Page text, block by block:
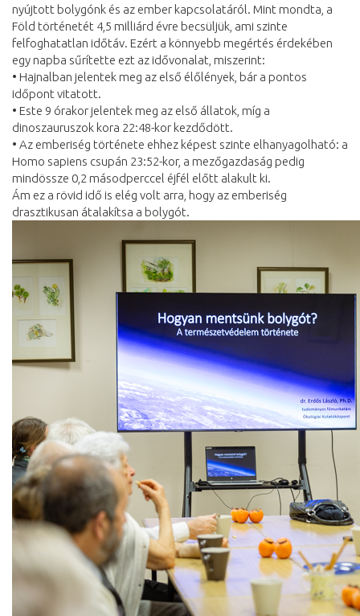
nyújtott bolygónk és az ember kapcsolatáról. Mint mondta, a
Föld történetét 4,5 milliárd évre becsüljük, ami szinte
felfoghatatlan időtáv. Ezért a könnyebb megértés érdekében
egy napba sűrítette ezt az idővonalat, miszerint:
• Hajnalban jelentek meg az első élőlények, bár a pontos
időpont vitatott.
• Este 9 órakor jelentek meg az első állatok, míg a
dinoszauruszok kora 22:48-kor kezdődött.
• Az emberiség története ehhez képest szinte elhanyagolható: a
Homo sapiens csupán 23:52-kor, a mezőgazdaság pedig
mindössze 0,2 másodperccel éjfél előtt alakult ki.
Ám ez a rövid idő is elég volt arra, hogy az emberiség
drasztikusan átalakítsa a bolygót.